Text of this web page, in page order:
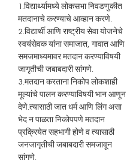
1.विद्यार्थ्यामध्ये लोकसभा निवडणुकीत
मतदानाचे करण्याचे आव्हान करणे.
2.विद्यार्थी आणि राष्ट्रीय सेवा योजनेचे
स्वयंसेवक यांना समाजात, गावात आणि
समजमाध्यमावर मतदान करण्याविषयी
जागृतीची जबाबदारी सांगणे.
3.मतदान करताना निकोप लोकशाही
मूल्यांचे पालन करण्याविषयी भान आणून
देणे.त्यासाठी जात धर्म आणि लिंग असा
भेद न पाळता निकोपपणे मतदान
प्रक्रियेत सहभागी होणे व त्यासाठी
जनजागृतीची जबाबदारी समजावून
सांगणे.